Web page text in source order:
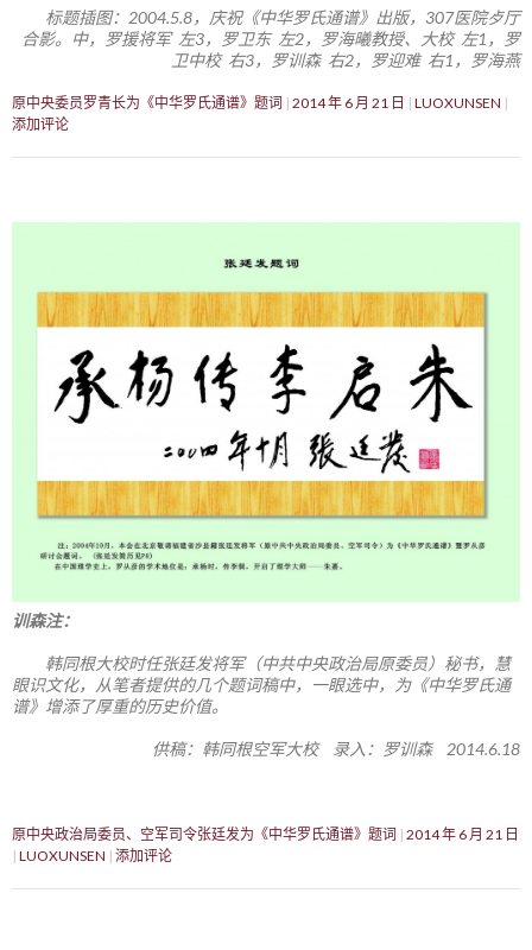
标题插图：2004.5.8，庆祝《中华罗氏通谱》出版，307医院歺厅
合影。中，罗援将军 左3，罗卫东 左2，罗海曦教授、大校 左1，罗
卫中校 右3，罗训森 右2，罗迎难 右1，罗海燕
原中央委员罗青长为《中华罗氏通谱》题词 2014 年 6 月 21 日
LUOXUNSEN
添加评论
训森注：
韩同根大校时任张廷发将军（中共中央政治局原委员）秘书，慧
眼识文化，从笔者提供的几个题词稿中，一眼选中，为《中华罗氏通
谱》增添了厚重的历史价值。
供稿：韩同根空军大校 录入：罗训森 2014.6.18
原中央政治局委员、空军司令张廷发为《中华罗氏通谱》题词 2014 年 6 月 21 日
LUOXUNSEN 添加评论